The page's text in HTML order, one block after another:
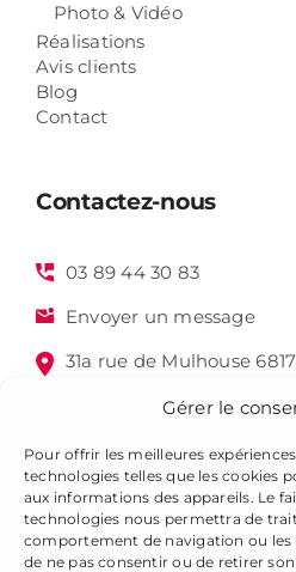
Gérer le
Pour offrir les meilleures
technologies telles que les cookies
aux informations des appareils. Le
technologies nous permettra de
comportement de navigation ou les
de ne pas consentir ou de retirer
Photo & Vidéo
Réalisations
Avis clients
Blog
Contact
Contactez-nous
03 89 44 30 83
Envoyer un message
31a rue de Mulhouse